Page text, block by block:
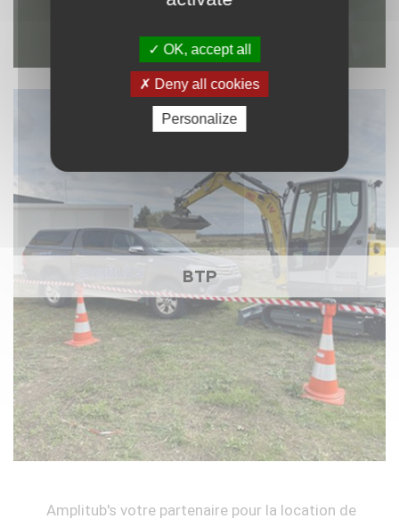
BTP
Amplitub's votre partenaire pour la location de
OK, accept all
Deny all cookies
Personalize